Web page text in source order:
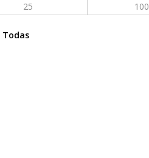
25 100
Todas